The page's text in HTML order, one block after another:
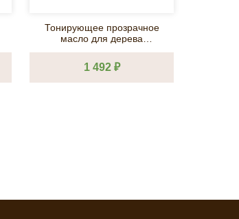
Тонирующее прозрачное
масло для дерева
1 492 ₽